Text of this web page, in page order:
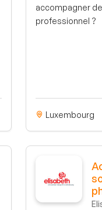
accompagner
professionnel ?
Luxembourg